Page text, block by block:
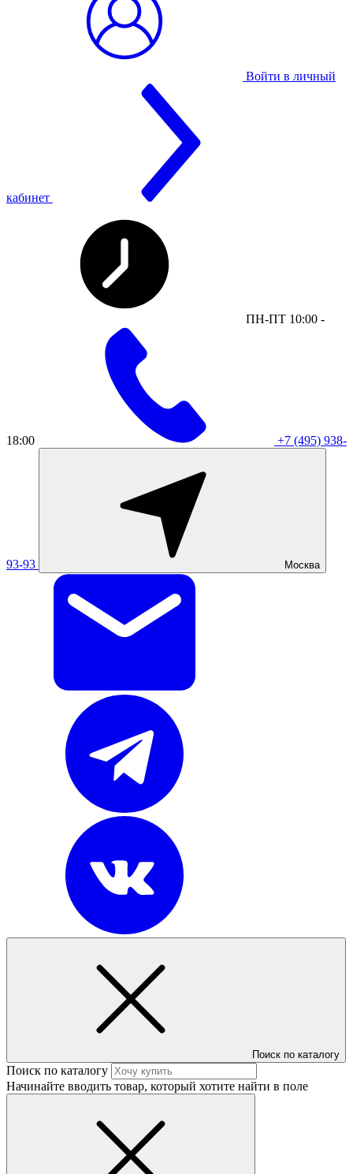
Войти в личный
кабинет
ПН-ПТ 10:00 -
18:00 +7 (495) 938-
93-93 Москва
Поиск по каталогу
Поиск по каталогу
Начинайте вводить товар, который хотите найти в поле